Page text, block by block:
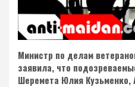
Министр по делам
заявила, что
Шеремета Юлия Кузьменко,